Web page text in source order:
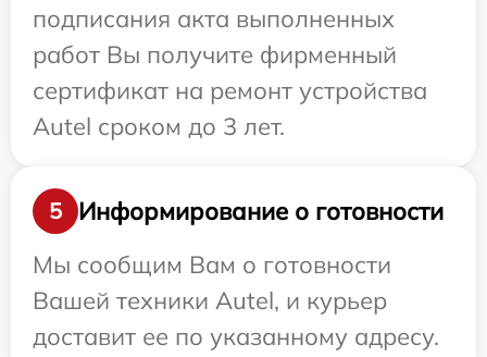
подписания акта выполненных
работ Вы получите фирменный
сертификат на ремонт устройства
Autel сроком до 3 лет.
5
Информирование о готовности
Мы сообщим Вам о готовности
Вашей техники Autel, и курьер
доставит ее по указанному адресу.